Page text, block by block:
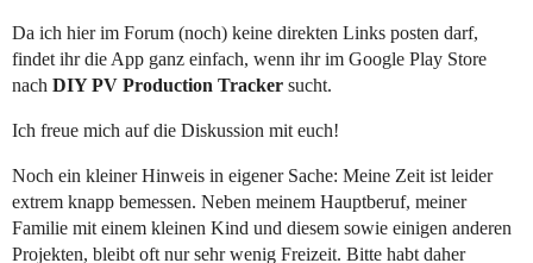
Da ich hier im Forum (noch) keine direkten Links posten darf,
findet ihr die App ganz einfach, wenn ihr im Google Play Store
nach DIY PV Production Tracker sucht.
Ich freue mich auf die Diskussion mit euch!
Noch ein kleiner Hinweis in eigener Sache: Meine Zeit ist leider
extrem knapp bemessen. Neben meinem Hauptberuf, meiner
Familie mit einem kleinen Kind und diesem sowie einigen anderen
Projekten, bleibt oft nur sehr wenig Freizeit. Bitte habt daher